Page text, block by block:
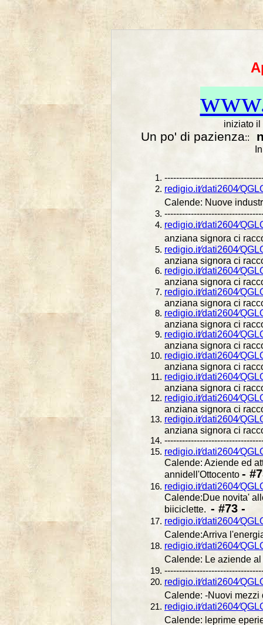
iniziato il
Un po' di pazienza::
Calende: Nuove
anziana signora ci
anziana signora ci
anziana signora ci
anziana signora ci
anziana signora ci
anziana signora ci
anziana signora ci
anziana signora ci
anziana signora ci
anziana signora ci
Calende: Aziende ed
annidell'Ottocento -
Calende:Due novita'
biiciclette. - #73 -
Calende:Arriva
Calende: Le aziende
Calende: -Nuovi mezzi
Calende: leprime